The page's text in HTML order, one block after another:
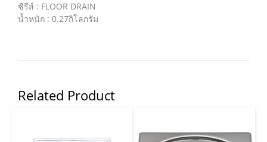
ซีรีส์ : FLOOR DRAIN
น้ำหนัก : 0.27กิโลกรัม
Related Product